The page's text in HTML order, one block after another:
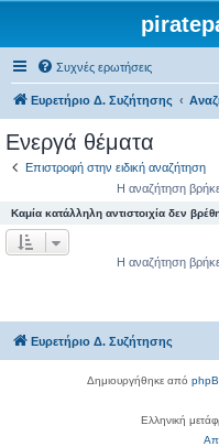
Συχνές ερωτήσεις
Ευρετήριο Δ. Συζήτησης
Ενεργά θέματα
Επιστροφή στην ειδική αναζήτηση
Η αναζήτηση
Καμία κατάλληλη αντιστοιχία δεν
Η αναζήτηση
Ευρετήριο Δ. Συζήτησης
Δημιουργήθηκε από
Ελληνική